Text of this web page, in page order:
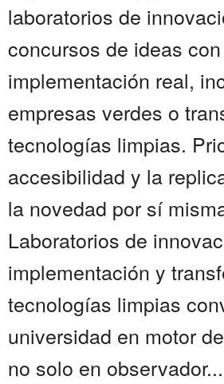
laboratorios de
concursos de ideas con
implementación real,
empresas verdes o
tecnologías limpias.
accesibilidad y la
la novedad por sí
Laboratorios de
implementación y
tecnologías limpias
universidad en motor
no solo en